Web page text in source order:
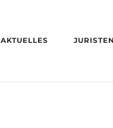
AKTUELLES